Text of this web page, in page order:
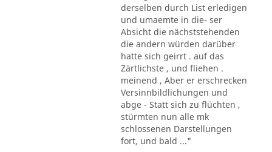
derselben durch List erledigen
und umaemte in die- ser
Absicht die nächststehenden
die andern würden darüber
hatte sich geirrt . auf das
Zärtlichste , und fliehen .
meinend , Aber er erschrecken
Versinnbildlichungen und
abge - Statt sich zu flüchten ,
stürmten nun alle mk
schlossenen Darstellungen
fort, und bald ..."